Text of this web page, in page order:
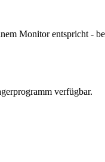
Monitor entspricht -
verfügbar.